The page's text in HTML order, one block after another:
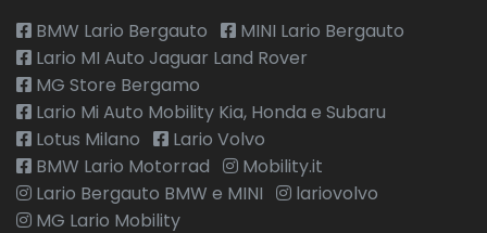
BMW Lario Bergauto
MINI Lario Bergauto
Lario MI Auto Jaguar Land Rover
MG Store Bergamo
Lario Mi Auto Mobility Kia, Honda e Subaru
Lotus Milano
Lario Volvo
BMW Lario Motorrad
Mobility.it
Lario Bergauto BMW e MINI
lariovolvo
MG Lario Mobility